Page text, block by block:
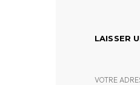
LAISSER
VOTRE